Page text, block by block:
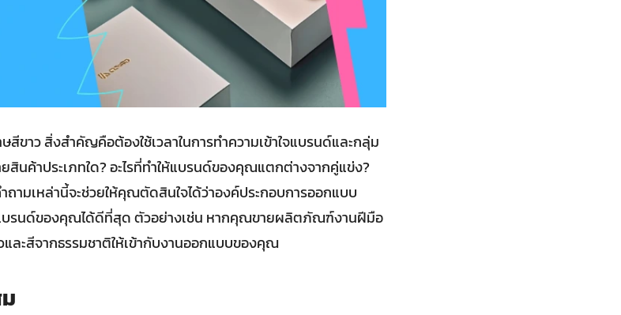
ขาว สิ่งสำคัญคือต้องใช้เวลาในการทำความเข้าใจแบรนด์และกลุ่ม
นค้าประเภทใด? อะไรที่ทำให้แบรนด์ของคุณแตกต่างจากคู่แข่ง?
ามเหล่านี้จะช่วยให้คุณตัดสินใจได้ว่าองค์ประกอบการออกแบบ
แบรนด์ของคุณได้ดีที่สุด ตัวอย่างเช่น หากคุณขายผลิตภัณฑ์งานฝีมือ
ะสีจากธรรมชาติให้เข้ากับงานออกแบบของคุณ